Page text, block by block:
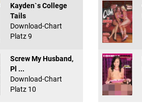
Kayden`s College
Tails
Download-Chart
Platz 9
Screw My Husband,
Pl ...
Download-Chart
Platz 10